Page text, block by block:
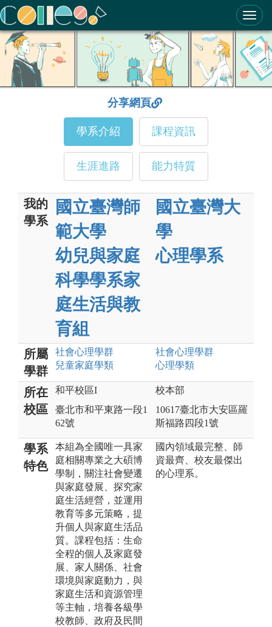
ColleGo! 大學選才與高中育才輔助系統
分享網頁
學系介紹 課程資訊
生涯進路 能力特質
我的
學系
國立臺灣師
範大學
幼兒與家庭
科學學系家
庭生活與教
育組
國立臺灣大
學
心理學系
所屬
學群
社會心理學群
兒童家庭學類
社會心理學群
心理學類
所在
校區
和平校區I
臺北市和平東路一段1
62號
校本部
10617臺北市大安區羅
斯福路四段1號
學系
特色
本組為全國唯一具家
庭相關專業之大碩博
學制，關注社會變遷
與家庭發展、探究家
庭生活經營，並運用
教育等多元策略，提
升個人與家庭生活品
質。課程包括：生命
全程的個人及家庭發
展、家人關係、社會
環境與家庭動力，與
家庭生活和資源管理
等主軸，培養各級學
校教師、政府及民間
國內領域最完整、師
資最齊、校友最傑出
的心理系。